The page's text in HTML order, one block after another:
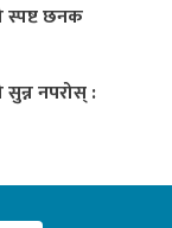
स्पष्ट छनक
सुन्न नपरोस् :